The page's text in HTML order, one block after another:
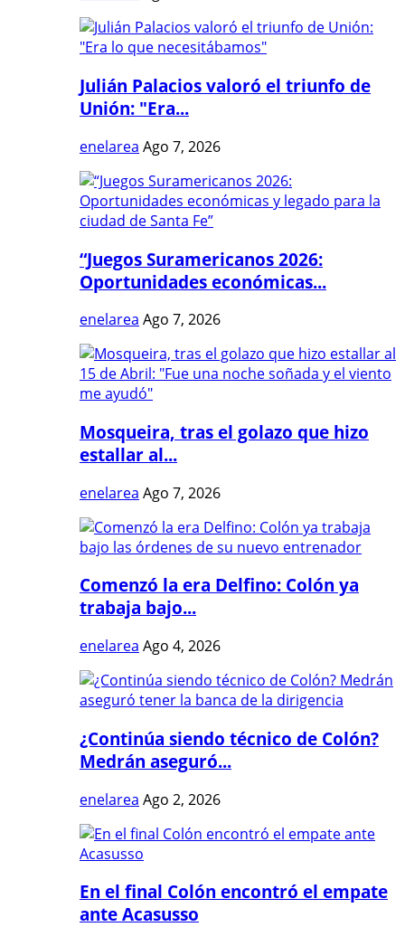
Julián Palacios valoró el triunfo de
Unión: "Era...
enelarea Ago 7, 2026
“Juegos Suramericanos 2026:
Oportunidades económicas...
enelarea Ago 7, 2026
Mosqueira, tras el golazo que hizo
estallar al...
enelarea Ago 7, 2026
Comenzó la era Delfino: Colón ya
trabaja bajo...
enelarea Ago 4, 2026
¿Continúa siendo técnico de Colón?
Medrán aseguró...
enelarea Ago 2, 2026
En el final Colón encontró el empate
ante Acasusso